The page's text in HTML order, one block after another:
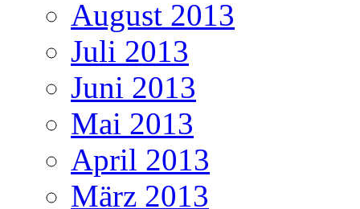
August 2013
Juli 2013
Juni 2013
Mai 2013
April 2013
März 2013